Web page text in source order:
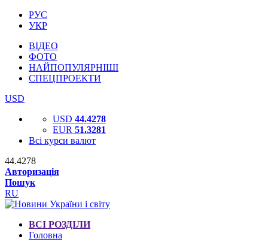
РУС
УКР
ВІДЕО
ФОТО
НАЙПОПУЛЯРНІШІ
СПЕЦПРОЕКТИ
USD
USD 44.4278
EUR 51.3281
Всі курси валют
44.4278
Авторизація
Пошук
RU
ВСІ РОЗДІЛИ
Головна